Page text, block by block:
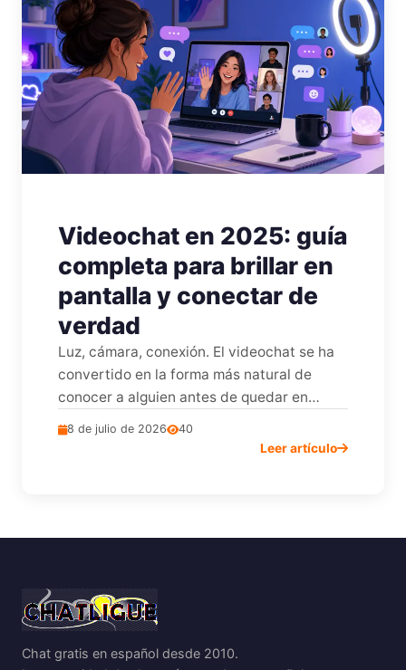
Videochat en 2025: guía
completa para brillar en
pantalla y conectar de
verdad
Luz, cámara, conexión. El videochat se ha
convertido en la forma más natural de
conocer a alguien antes de quedar en
videollamada sea genial y qué errores
8 de julio de 2026 40
Leer artículo
Chat gratis en español desde 2010.